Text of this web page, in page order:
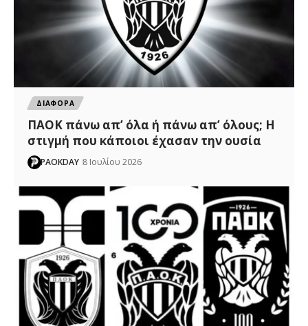
ΔΙΑΦΟΡΑ
ΠΑΟΚ πάνω απ’ όλα ή πάνω απ’ όλους; Η
στιγμή που κάποιοι έχασαν την ουσία
PAOKDAY 8 Ιουλίου 2026